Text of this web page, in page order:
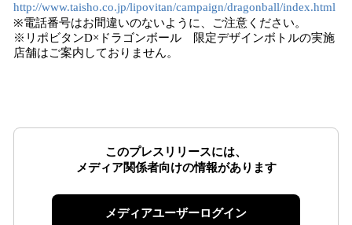
http://www.taisho.co.jp/lipovitan/campaign/dragonball/index.html
※電話番号はお間違いのないように、ご注意ください。
※リポビタンD×ドラゴンボール 限定デザインボトルの実施
店舗はご案内しておりません。
このプレスリリースには、
メディア関係者向けの情報があります
メディアユーザーログイン